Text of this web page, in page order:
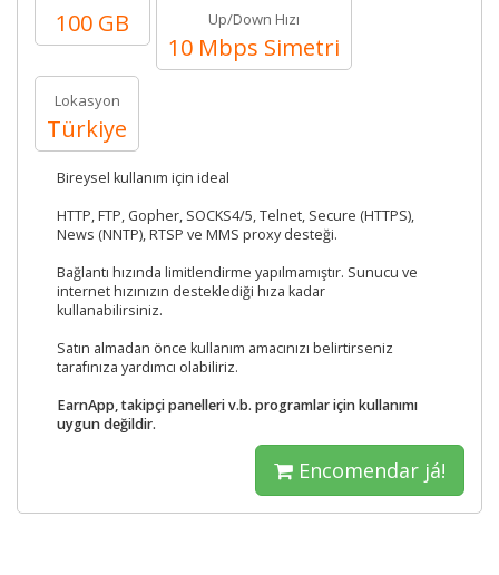
100 GB Up/Down Hızı
10 Mbps Simetri
Lokasyon
Türkiye
Bireysel kullanım için ideal
HTTP, FTP, Gopher, SOCKS4/5, Telnet, Secure (HTTPS),
News (NNTP), RTSP ve MMS proxy desteği.
Bağlantı hızında limitlendirme yapılmamıştır. Sunucu ve
internet hızınızın desteklediği hıza kadar
kullanabilirsiniz.
Satın almadan önce kullanım amacınızı belirtirseniz
tarafınıza yardımcı olabiliriz.
EarnApp, takipçi panelleri v.b. programlar için kullanımı
uygun değildir.
Encomendar já!